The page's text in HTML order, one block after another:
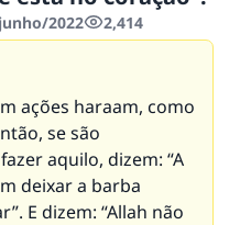
2022 2,414
ações haraam, como
se são
aquilo, dizem: “A
deixar a barba
E dizem: “Allah não